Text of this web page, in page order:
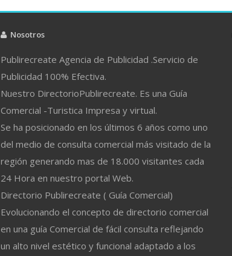
Nosotros
Publirecreate Agencia de Publicidad .Servicio de
Publicidad 100% Efectiva.
Nuestro DirectorioPublirecreate. Es una Guía
Comercial -Turistica Impresa y virtual.
Se ha posicionado en los últimos 6 años como uno
del medio de consulta comercial más visitado de la
región generando mas de 18.000 visitantes cada
24 Hora en nuestro portal Web.
Directorio Publirecreate ( Guía Comercial)
Evolucionando el concepto de directorio comercial
en una guía Comercial de fácil consulta reflejando
un alto nivel estético y funcional adaptado a los